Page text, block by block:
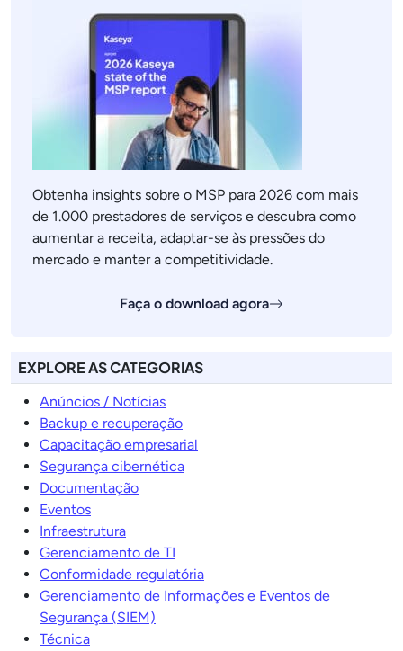
Obtenha insights sobre o MSP para 2026 com mais
de 1.000 prestadores de serviços e descubra como
aumentar a receita, adaptar-se às pressões do
mercado e manter a competitividade.
Faça o download agora
EXPLORE AS CATEGORIAS
Anúncios / Notícias
Backup e recuperação
Capacitação empresarial
Segurança cibernética
Documentação
Eventos
Infraestrutura
Gerenciamento de TI
Conformidade regulatória
Gerenciamento de Informações e Eventos de
Segurança (SIEM)
Técnica